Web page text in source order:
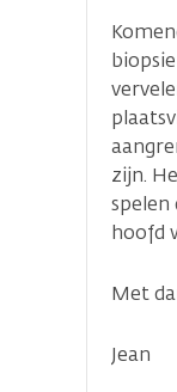
zijn.
hoofd
Met
Jean